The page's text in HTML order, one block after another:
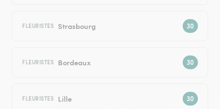
FLEURISTES Strasbourg
FLEURISTES Bordeaux
FLEURISTES Lille